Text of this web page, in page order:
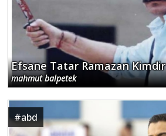
Efsane Tatar Ramazan Kimdir
mahmut balpetek
#abd